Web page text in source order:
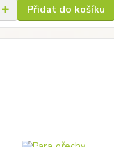
Přidat do košíku